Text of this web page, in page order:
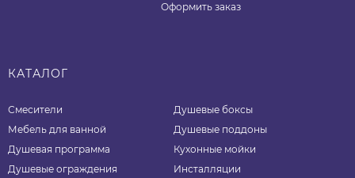
Оформить заказ
КАТАЛОГ
Смесители
Мебель для ванной
Душевая программа
Душевые ограждения
Душевые боксы
Душевые поддоны
Кухонные мойки
Инсталляции